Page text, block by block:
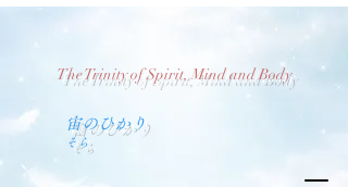
The Trinity of Spirit, Mind and Body
​宙のひかり
​そら